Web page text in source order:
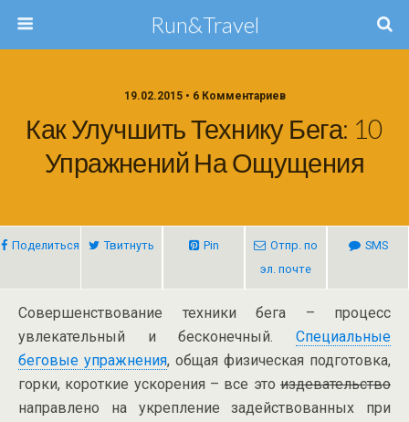
Run&Travel
19.02.2015 • 6 Комментариев
Как Улучшить Технику Бега: 10
Упражнений На Ощущения
Поделиться Твитнуть Pin
Отпр. по
эл. почте
SMS
Совершенствование техники бега – процесс
увлекательный и бесконечный. Специальные
беговые упражнения, общая физическая подготовка,
горки, короткие ускорения – все это издевательство
направлено на укрепление задействованных при